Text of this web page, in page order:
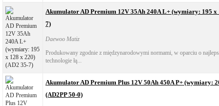
Akumulator AD Premium 12V 35Ah 240A L+ (wymiary: 195 x
7)
Daewoo Matiz
Produkowany zgodnie z międzynarodowymi normami, w oparciu o
technologie łą...
Akumulator AD Premium Plus 12V 50Ah 450A P+ (wymiary:
(AD2PP 50-0)